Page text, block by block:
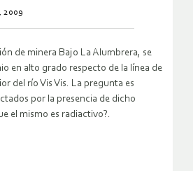
2009
de minera Bajo La Alumbrera, se
en alto grado respecto de la línea de
del río Vis Vis. La pregunta es
por la presencia de dicho
el mismo es radiactivo?.